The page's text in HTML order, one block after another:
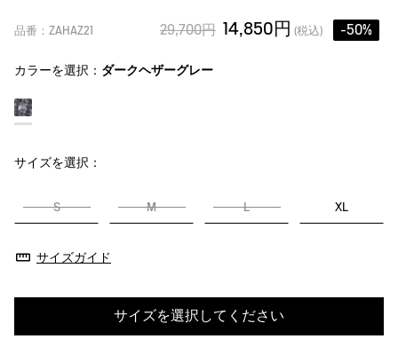
品番：ZAHAZ21 29,700円 14,850円 (税込) -50%
カラーを選択： ダークヘザーグレー
サイズを選択：
S M L XL
サイズガイド
サイズを選択してください